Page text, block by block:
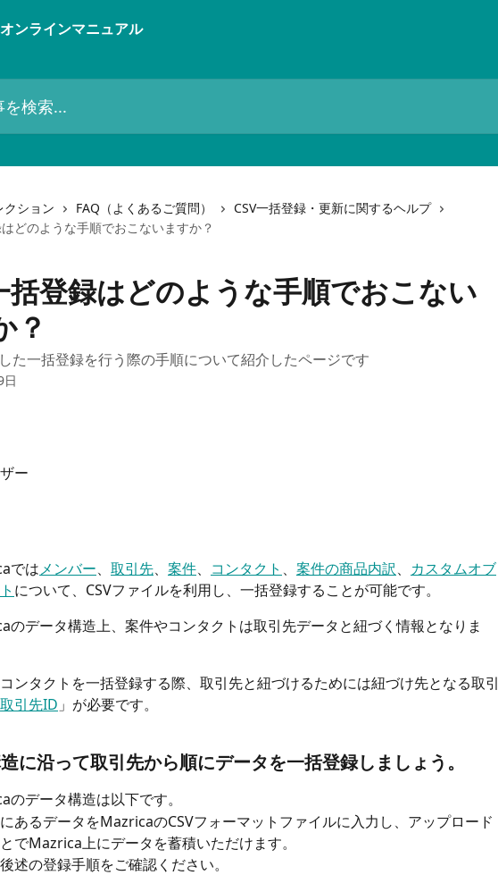
クション FAQ（よくあるご質問）
CSV一括登録・更新に関するヘルプ
どのような手順でおこないますか？
括登録はどのような手順でおこない
？
た一括登録を行う際の手順について紹介したページです
ー
ではメンバー、 取引先、 案件、 コンタクト 、 案件の商品内訳、 カスタムオブ
について、CSVファイルを利用し、一括登録することが可能です。
のデータ構造上、案件やコンタクトは取引先データと紐づく情報となりま
ンタクトを一括登録する際、取引先と紐づけるためには紐づけ先となる取引
取引先ID 」が必要です。
に沿って取引先から順にデータを一括登録しましょう。
のデータ構造は以下です。
あるデータをMazricaのCSVフォーマットファイルに入力し、アップロード
でMazrica上にデータを蓄積いただけます。
述の登録手順をご確認ください。